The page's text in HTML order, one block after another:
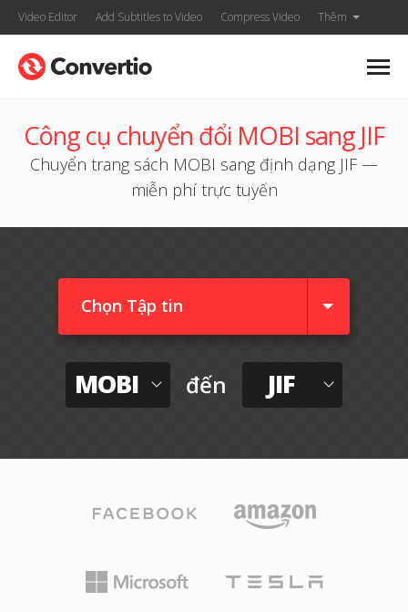
Video Editor Add Subtitles to Video Compress Video Thêm
Công cụ chuyển đổi MOBI sang JIF
Chuyển trang sách MOBI sang định dạng JIF —
miễn phí trực tuyến
Chọn Tập tin
MOBI đến JIF